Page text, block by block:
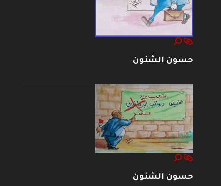
حسون الشنون
حسون الشنون